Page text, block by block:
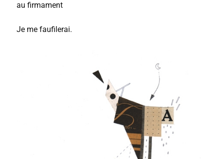
au firmament
Je me faufilerai.